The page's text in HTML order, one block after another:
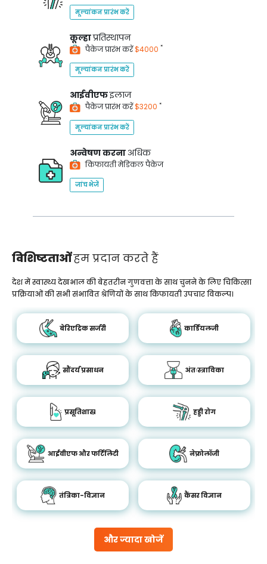
मूल्यांकन प्रारंभ करें
कूल्हाप्रतिस्थापन
पैकेज प्रारंभ करें$4000 *
मूल्यांकन प्रारंभ करें
आईवीएफइलाज
पैकेज प्रारंभ करें$3200 *
मूल्यांकन प्रारंभ करें
अन्वेषण करना अधिक
किफायती मेडिकल पैकेज
जांच भेजें
विशिष्टताओंहम प्रदान करते हैं
और ज्यादा खोजें
देश में स्वास्थ्य देखभाल की बेहतरीन गुणवत्ता के साथ चुनने के लिए चिकित्सा
प्रक्रियाओं की सभी संभावित श्रेणियों के साथ किफायती उपचार विकल्प।
बेरिएट्रिक सर्जरी कार्डियलजी
सौंदर्य प्रसाधन अंतःस्त्राविका
प्रसूतिशास्र हड्डी रोग
आईवीएफ और फर्टिलिटी नेफ्रोलॉजी
तंत्रिका-विज्ञान कैंसर विज्ञान